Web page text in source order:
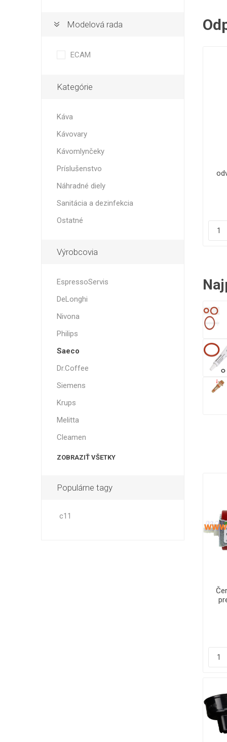
Modelová rada
ECAM
Kategórie
Káva
Kávovary
Kávomlynčeky
Príslušenstvo
Náhradné diely
Sanitácia a dezinfekcia
Ostatné
Výrobcovia
EspressoServis
DeLonghi
Nivona
Philips
Saeco
Dr.Coffee
Siemens
Krups
Melitta
Cleamen
ZOBRAZIŤ VŠETKY
Populárne tagy
c11